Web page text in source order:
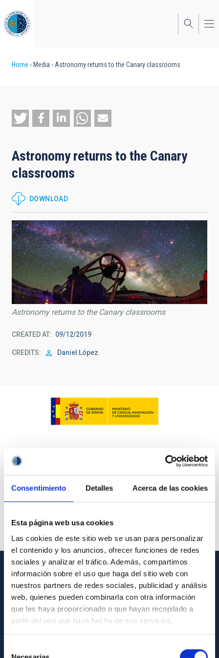
Consentimiento Detalles Acerca de las cookies
Esta página web usa cookies
Las cookies de este sitio web se usan para personalizar
el contenido y los anuncios, ofrecer funciones de redes
sociales y analizar el tráfico. Además, compartimos
información sobre el uso que haga del sitio web con
nuestros partners de redes sociales, publicidad y análisis
web, quienes pueden combinarla con otra información
que les haya proporcionado o que hayan recopilado a
partir del uso que haya hecho de sus servicios.
to
main
content
Breadcrumb
Home Media Astronomy returns to the Canary classrooms
Astronomy returns to the Canary
classrooms
DOWNLOAD
Astronomy returns to the Canary classrooms
CREATED AT 09/12/2019
CREDITS Daniel López
Contact
How to get to the IAC
List of personnel